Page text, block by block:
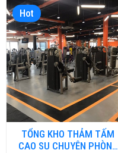
Hot
TỔNG KHO THẢM TẤM
CAO SU CHUYÊN PHÒNG